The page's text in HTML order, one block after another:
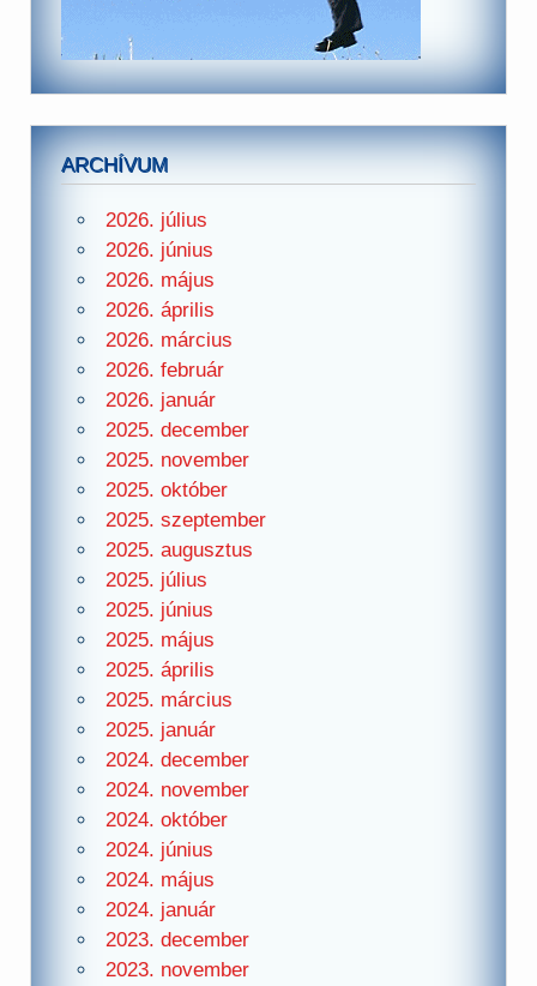
ARCHÍVUM
2026. július
2026. június
2026. május
2026. április
2026. március
2026. február
2026. január
2025. december
2025. november
2025. október
2025. szeptember
2025. augusztus
2025. július
2025. június
2025. május
2025. április
2025. március
2025. január
2024. december
2024. november
2024. október
2024. június
2024. május
2024. január
2023. december
2023. november